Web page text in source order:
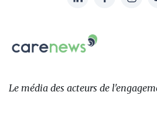
sur:
Carenews,
Le
des
Le média des acteurs de